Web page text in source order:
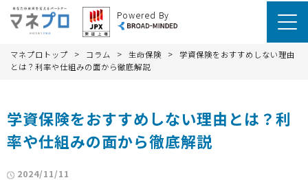
Powered By
マネプロトップ > コラム > 生命保険 >
学資保険をおすすめしない理由
とは？利率や仕組みの面から徹底解説
学資保険をおすすめしない理由とは？利
率や仕組みの面から徹底解説
2024/11/11